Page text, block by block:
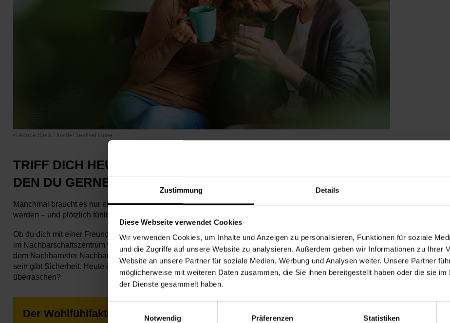
Zustimmung Details
Diese Webseite verwendet Cookies
Wir verwenden Cookies, um Inhalte und Anzeigen zu personalisieren, Funktionen für soziale
und die Zugriffe auf unsere Website zu analysieren. Außerdem geben wir Informationen zu Ihrer
Website an unsere Partner für soziale Medien, Werbung und Analysen weiter. Unsere Partner
möglicherweise mit weiteren Daten zusammen, die Sie ihnen bereitgestellt haben oder die sie
der Dienste gesammelt haben.
Notwendig
Präferenzen Statistiken
© Adobe Stock / InsideCreativeHouse
TRIFF DICH HEUTE MIT EINEM MENSCHEN,
DEN DU GERNE HAST ❤️
Manchmal braucht es nur ein gutes Gespräch, ein gemeinsames Lachen oder das Gefühl, verstanden zu
werden – und plötzlich fühlt sich der Tag leichter an. Diese Momente schaffen Erinnerungen, die verbinden.
Ob du dich mit einer Freundin auf einen Kaffee triffst, einem lieben Menschen eine Nachricht schreibst oder
im Nachbarschaftszentrum vorbeischaust – jeder Kontakt zählt. Vielleicht plauderst du ein paar Minuten mit
dem Nachbarn/der Nachbarin oder gehst mit einer Freundin ein Stück spazieren. Allein in Gesellschaft zu
sein gibt Sicherheit. Heute ist ein guter Tag, um in Verbindung zu treten. Wen möchtest du sehen, hören oder
überraschen?
Der Wohlfühlfaktor ✨